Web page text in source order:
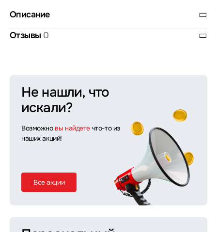
Описание
Отзывы 0
Не нашли, что
искали?
Возможно вы найдете что-то из
наших акций!
Все акции